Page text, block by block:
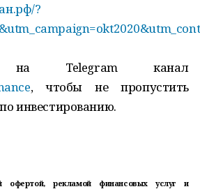
?
на Telegram канал
, чтобы не пропустить
инвестированию.
офертой, рекламой финансовых услуг и